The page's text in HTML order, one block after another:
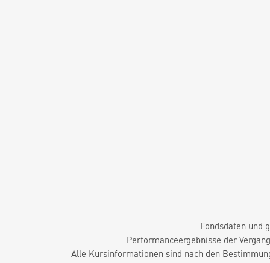
Fondsdaten und
Performanceergebnisse der
Alle Kursinformationen sind nach den